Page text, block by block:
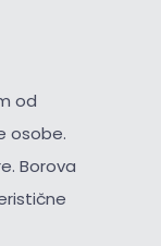
od
osobe.
Borova